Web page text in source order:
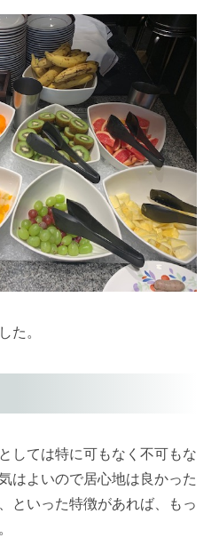
た。
しては特に可もなく不可もな
はよいので居心地は良かった
といった特徴があれば、もっ